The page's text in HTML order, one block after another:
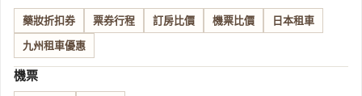
藥妝折扣券 票券行程 訂房比價 機票比價 日本租車
九州租車優惠
機票